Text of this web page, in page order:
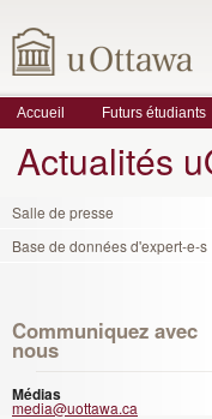
Accueil Futurs étudiants
Actualités
Salle de presse
Base de données d'expert-e-s
Communiquez avec
nous
Médias
media@uottawa.ca